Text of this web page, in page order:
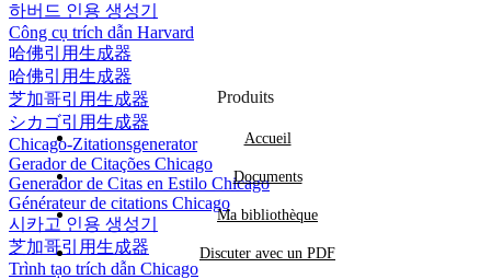
하버드 인용 생성기
Công cụ trích dẫn Harvard
哈佛引用生成器
哈佛引用生成器
芝加哥引用生成器
シカゴ引用生成器
Chicago-Zitationsgenerator
Gerador de Citações Chicago
Generador de Citas en Estilo Chicago
Générateur de citations Chicago
시카고 인용 생성기
芝加哥引用生成器
Trình tạo trích dẫn Chicago
Produits
Accueil
Documents
Ma bibliothèque
Discuter avec un PDF